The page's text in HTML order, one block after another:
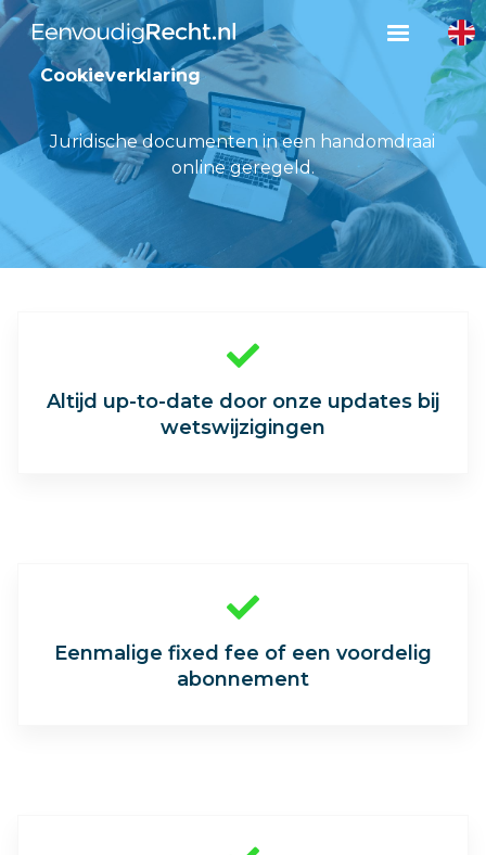
Cookieverklaring
Juridische documenten in een handomdraai
online geregeld.

Altijd up-to-date door onze updates bij
wetswijzigingen

Eenmalige fixed fee of een voordelig
abonnement